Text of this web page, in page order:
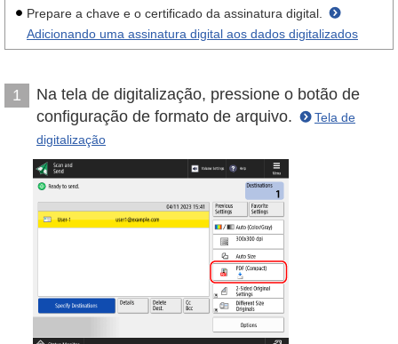
Prepare a chave e o certificado da assinatura digital.
Adicionando uma assinatura digital aos dados digitalizados
1
Na tela de digitalização, pressione o botão de
configuração de formato de arquivo.
Tela de
digitalização